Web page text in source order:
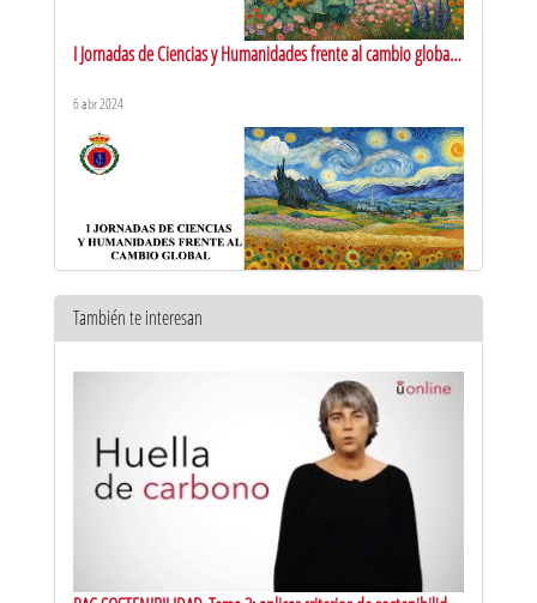
I Jornadas de Ciencias y Humanidades frente al cambio global -
6 abr 2024
También te interesan